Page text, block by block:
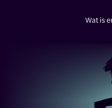
Wat is